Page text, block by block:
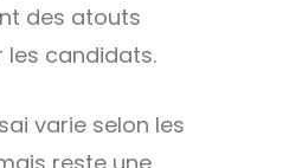
des atouts
les candidats.
varie selon les